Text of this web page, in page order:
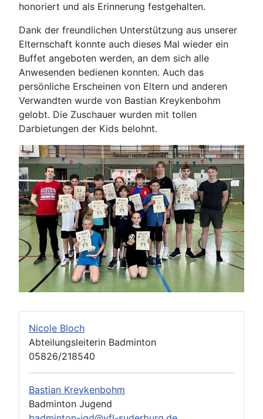
Nicole Bloch
Abteilungsleiterin Badminton
05826/218540
Bastian Kreykenbohm
Badminton Jugend
honoriert und als Erinnerung festgehalten.
Dank der freundlichen Unterstützung aus unserer
Elternschaft konnte auch dieses Mal wieder ein
Buffet angeboten werden, an dem sich alle
Anwesenden bedienen konnten. Auch das
persönliche Erscheinen von Eltern und anderen
Verwandten wurde von Bastian Kreykenbohm
gelobt. Die Zuschauer wurden mit tollen
Darbietungen der Kids belohnt.